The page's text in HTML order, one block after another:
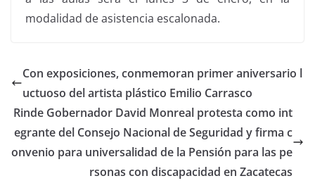
modalidad de asistencia escalonada.
Con exposiciones, conmemoran primer aniversario l
uctuoso del artista plástico Emilio Carrasco
Rinde Gobernador David Monreal protesta como int
egrante del Consejo Nacional de Seguridad y firma c
onvenio para universalidad de la Pensión para las pe
rsonas con discapacidad en Zacatecas